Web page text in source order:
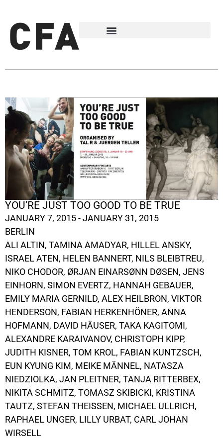
YOU’RE JUST TOO GOOD TO BE TRUE
JANUARY 7, 2015 - JANUARY 31, 2015
BERLIN
ALI ALTIN, TAMINA AMADYAR, HILLEL ANSKY,
ISRAEL ATEN, HELEN BANNERT, NILS BLEIBTREU,
NIKO CHODOR, ØRJAN EINARSØNN DØSEN, JENS
EINHORN, SIMON EVERTZ, HANNAH GEBAUER,
EMILY MARIA GERNILD, ALEX HEILBRON, VIKTOR
HENDERSON, FABIAN HERKENHÖNER, ANNA
HOFMANN, DAVID HÄUSER, TAKA KAGITOMI,
ALEXANDRE KARAIVANOV, CHRISTOPH KIPP,
JUDITH KISNER, TOM KROL, FABIAN KUNTZSCH,
EUN KYUNG KIM, MEIKE MÄNNEL, NATASZA
NIEDZIOLKA, JAN PLEITNER, TANJA RITTERBEX,
NIKITA SCHMITZ, TOMASZ SKIBICKI, KRISTINA
TAUTZ, STEFAN THEISSEN, MICHAEL ULLRICH,
RAPHAEL UNGER, LILLY URBAT, CARL JOHAN
WIRSELL